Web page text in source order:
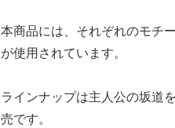
本商品には、それぞれのモチ
が使用されています。
ラインナップは主人公の坂道
売です。